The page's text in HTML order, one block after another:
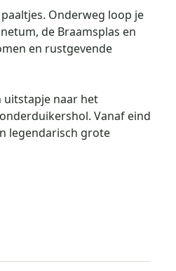
Onderweg loop je
de Braamsplas en
en rustgevende
uitstapje naar het
Vanaf eind
legendarisch grote